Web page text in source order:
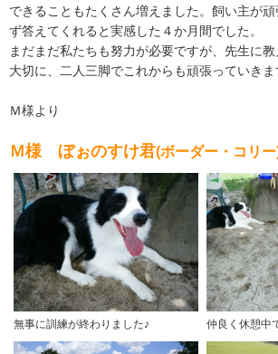
できることもたくさん増えました。飼い主が
ず答えてくれると実感した４か月間でした。
まだまだ私たちも努力が必要ですが、先生に
大切に、二人三脚でこれからも頑張っていきま
Ｍ様より
Ｍ様 ぼぉのすけ君(ボーダー・コリ
無事に訓練が終わりました♪ 仲良く休憩中